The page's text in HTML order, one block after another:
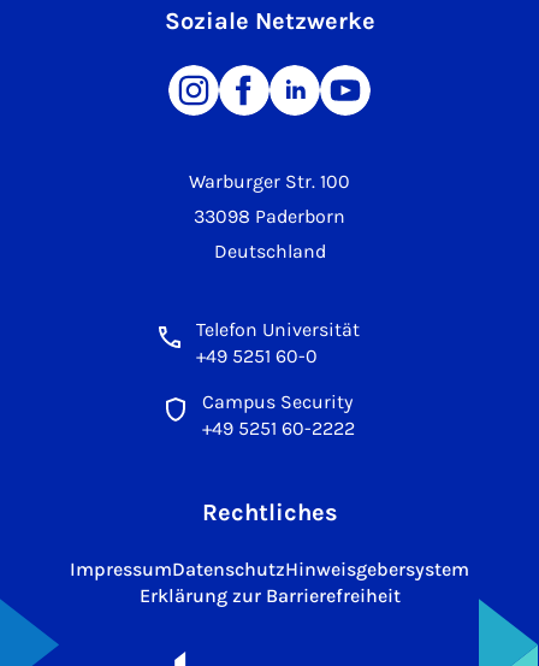
Warburger Str. 100
33098 Paderborn
Deutschland
Telefon Universität
+49 5251 60-0
Campus Security
+49 5251 60-2222
Soziale Netzwerke
Rechtliches
ImpressumDatenschutzHinweisgebersystem
Erklärung zur Barrierefreiheit